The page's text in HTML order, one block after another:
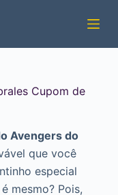
Cupom de
Avengers do
que você
especial
mesmo? Pois,